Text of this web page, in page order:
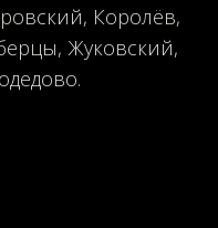
Королёв,
Жуковский,